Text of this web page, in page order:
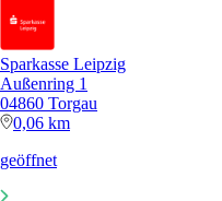
Sparkasse Leipzig
Außenring 1
04860 Torgau
0,06 km
geöffnet